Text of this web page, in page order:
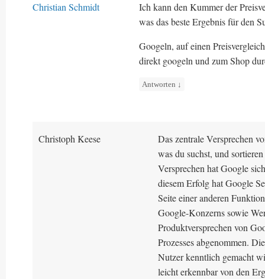
Christian Schmidt
Ich kann den Kummer der
was das beste Ergebnis für den
Googeln, auf einen
direkt googeln und zum Shop
Antworten ↓
Christoph Keese
Das zentrale Versprechen
was du suchst, und
Versprechen hat Google
diesem Erfolg hat Google
Seite einer anderen
Google-Konzerns sowie
Produktversprechen von
Prozesses abgenommen.
Nutzer kenntlich gemacht
leicht erkennbar von den